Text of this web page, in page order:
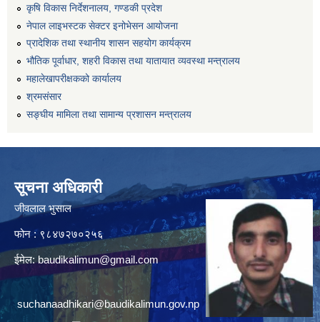
कृषि विकास निर्देशनालय, गण्डकी प्रदेश
नेपाल लाइभस्टक सेक्टर इनोभेसन आयोजना
प्रादेशिक तथा स्थानीय शासन सहयोग कार्यक्रम
भौतिक पूर्वाधार, शहरी विकास तथा यातायात व्यवस्था मन्त्रालय
महालेखापरीक्षकको कार्यालय
श्रमसंसार
सङ्घीय मामिला तथा सामान्य प्रशासन मन्त्रालय
सूचना अधिकारी
जीवलाल भुसाल
फोन : ९८४७२७०२५६
ईमेल: baudikalimun@gmail.com
suchanaadhikari@baudikalimun.gov.np